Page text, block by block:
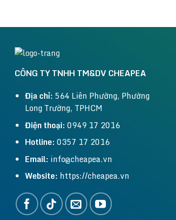
CÔNG TY TNHH TM&DV CHEAPEA
Địa chỉ: 564 Liên Phường, Phường
Long Trường, TPHCM
Điện thoại:0949 17 2016
Hotline:0357 17 2016
Email: info@cheapea.vn
Website: https://cheapea.vn